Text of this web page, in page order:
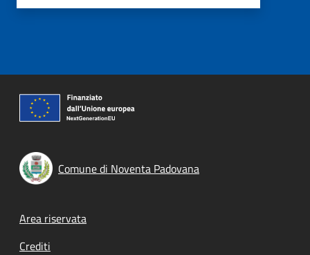
Comune di Noventa Padovana
Footer menu
Area riservata
Crediti